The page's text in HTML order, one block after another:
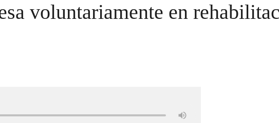
voluntariamente en